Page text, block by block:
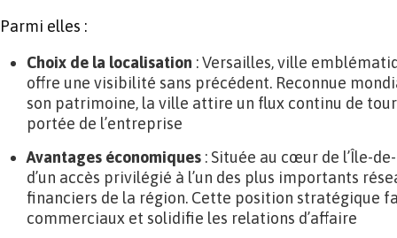
Parmi elles :
Choix de la localisation : Versailles, ville
offre une visibilité sans précédent. Reconnue
son patrimoine, la ville attire un flux continu de
portée de l’entreprise
Avantages économiques : Située au cœur de l’Île-
d’un accès privilégié à l’un des plus importants
financiers de la région. Cette position stratégique
commerciaux et solidifie les relations d’affaire